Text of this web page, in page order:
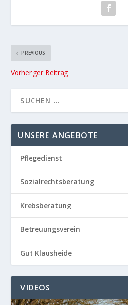
PREVIOUS
Vorheriger Beitrag
UNSERE ANGEBOTE
Pflegedienst
Sozialrechtsberatung
Krebsberatung
Betreuungsverein
Gut Klausheide
VIDEOS